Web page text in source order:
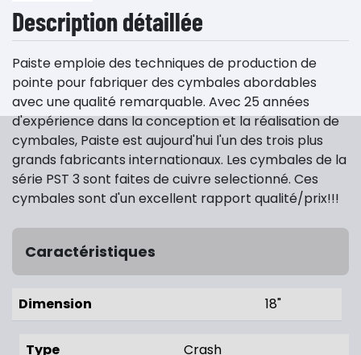
Description détaillée
Paiste emploie des techniques de production de
pointe pour fabriquer des cymbales abordables
avec une qualité remarquable. Avec 25 années
d'expérience dans la conception et la réalisation de
cymbales, Paiste est aujourd'hui l'un des trois plus
grands fabricants internationaux. Les cymbales de la
série PST 3 sont faites de cuivre selectionné. Ces
cymbales sont d'un excellent rapport qualité/prix!!!
Caractéristiques
Dimension 18"
Type Crash